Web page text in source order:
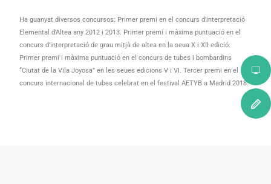
Ha guanyat diversos concursos: Primer premi en el concurs d’interpretació
Elemental d’Altea any 2012 i 2013. Primer premi i màxima puntuació en el
concurs d’interpretació de grau mitjà de altea en la seua X i XII edició.
Primer premi i màxima puntuació en el concurs de tubes i bombardins
“Ciutat de la Vila Joyosa” en les seues edicions V i VI. Tercer premi en el
concurs internacional de tubes celebrat en el festival AETYB a Madrid 2018.